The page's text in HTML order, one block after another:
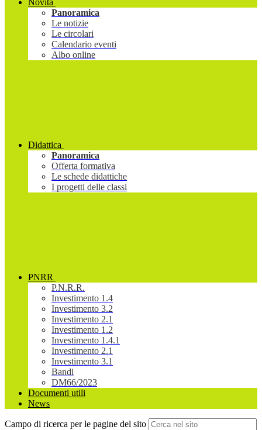
Novità
Panoramica
Le notizie
Le circolari
Calendario eventi
Albo online
Didattica
Panoramica
Offerta formativa
Le schede didattiche
I progetti delle classi
PNRR
P.N.R.R.
Investimento 1.4
Investimento 3.2
Investimento 2.1
Investimento 1.2
Investimento 1.4.1
Investimento 2.1
Investimento 3.1
Bandi
DM66/2023
Documenti utili
News
Campo di ricerca per le pagine del sito